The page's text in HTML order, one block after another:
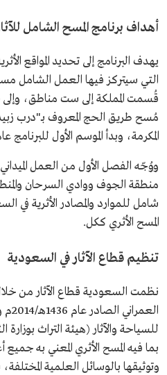
أهداف برنامج المسح الشامل
يهدف البرنامج إلى تحديد المواقع
التي سيتركز فيها العمل الشامل
قُسمت المملكة إلى ست مناطق، وإلى
مُسح طريق الحج المعروف بـ"درب
المكرمة، وبدأ الموسم الأول للبرنامج عام 1396هـ/
ووُجّه الفصل الأول من العمل
منطقة الجوف ووادي السرحان
شامل للموارد والمصادر الأثرية في
المسح الأثري ككل.
تنظيم قطاع الآثار في السعودية
نظمت السعودية قطاع الآثار من خلال
للسياحة والآثار (هيئة التراث
بما فيه المسح الأثري المعني به
وتوثيقها بالوسائل العلمية